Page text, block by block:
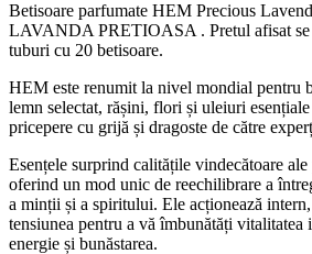
Betisoare parfumate HEM Precious
LAVANDA PRETIOASA . Pretul afisat se
tuburi cu 20 betisoare.
HEM este renumit la nivel mondial pentru
lemn selectat, rășini, flori și uleiuri
pricepere cu grijă și dragoste de către
Esențele surprind calitățile vindecătoare
oferind un mod unic de reechilibrare a
a minții și a spiritului. Ele acționează
tensiunea pentru a vă îmbunătăți vitalitatea
energie și bunăstarea.